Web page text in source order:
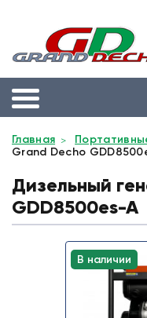
Главная
Grand Decho
Дизельный
GDD8500es-A
В наличии